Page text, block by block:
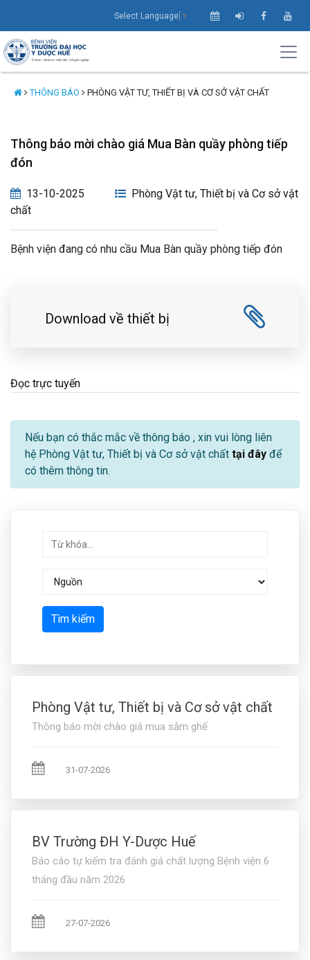
Select Language ▼
THÔNG BÁO PHÒNG VẬT TƯ, THIẾT BỊ VÀ CƠ SỞ VẬT CHẤT
Thông báo mời chào giá Mua Bàn quầy phòng tiếp
đón
13-10-2025
Phòng Vật tư, Thiết bị và Cơ sở vật
chất
Bệnh viện đang có nhu cầu Mua Bàn quầy phòng tiếp đón
Download về thiết bị
Đọc trực tuyến
Nếu bạn có thắc mắc về thông báo , xin vui lòng liên
hệ Phòng Vật tư, Thiết bị và Cơ sở vật chất tại đây để
có thêm thông tin.
Tìm kiếm
Phòng Vật tư, Thiết bị và Cơ sở vật chất
Thông báo mời chào giá mua sắm ghế
31-07-2026
BV Trường ĐH Y-Dược Huế
Báo cáo tự kiểm tra đánh giá chất lượng Bệnh viện 6
tháng đầu năm 2026
27-07-2026